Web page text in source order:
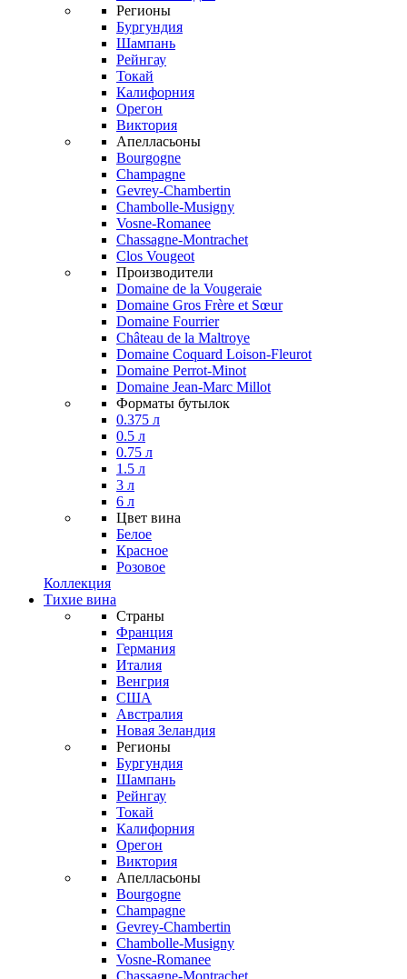
Регионы
Бургундия
Шампань
Рейнгау
Токай
Калифорния
Орегон
Виктория
Апелласьоны
Bourgogne
Champagne
Gevrey-Chambertin
Chambolle-Musigny
Vosne-Romanee
Chassagne-Montrachet
Clos Vougeot
Производители
Domaine de la Vougeraie
Domaine Gros Frère et Sœur
Domaine Fourrier
Château de la Maltroye
Domaine Coquard Loison-Fleurot
Domaine Perrot-Minot
Domaine Jean-Marc Millot
Форматы бутылок
0.375 л
0.5 л
0.75 л
1.5 л
3 л
6 л
Цвет вина
Белое
Красное
Розовое
Коллекция
Тихие вина
Страны
Франция
Германия
Италия
Венгрия
США
Австралия
Новая Зеландия
Регионы
Бургундия
Шампань
Рейнгау
Токай
Калифорния
Орегон
Виктория
Апелласьоны
Bourgogne
Champagne
Gevrey-Chambertin
Chambolle-Musigny
Vosne-Romanee
Chassagne-Montrachet